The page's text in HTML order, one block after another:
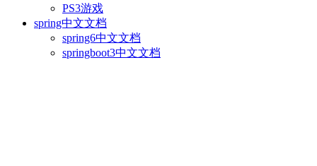
PS3游戏
spring中文文档
spring6中文文档
springboot3中文文档